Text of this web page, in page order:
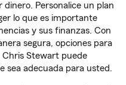
Personalice un plan
lo que es importante
y sus finanzas. Con
segura, opciones para
Stewart puede
sea adecuada para usted.